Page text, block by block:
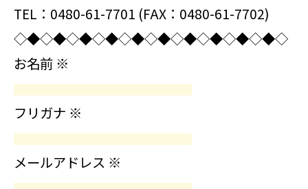
TEL：0480-61-7701 (FAX：0480-61-7702)
◇◆◇◆◇◆◇◆◇◆◇◆◇◆◇◆◇◆◇◆◇
お名前 ※
フリガナ ※
メールアドレス ※